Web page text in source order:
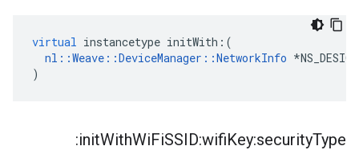
virtual instancetype initWith :(
nl ::Weave ::DeviceManager ::NetworkInfo *
)
initWithWiFiSSID:wifiKey:securityType: